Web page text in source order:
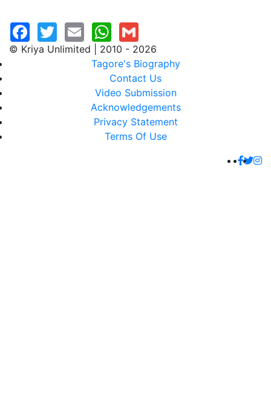
© Kriya Unlimited | 2010 - 2026
Tagore's Biography
Contact Us
Video Submission
Acknowledgements
Privacy Statement
Terms Of Use